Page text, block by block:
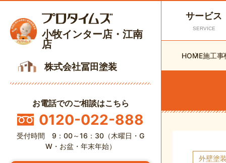
小牧インター店・江南
店
株式会社冨田塗装
お電話でのご相談はこちら
0120-022-888
受付時間 9：00～16：30（木曜日・G
W・お盆・年末年始）
サービス
SERVICE
HOME施工事
外壁塗